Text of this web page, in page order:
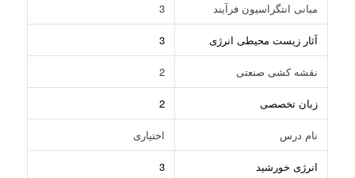
مبانی انتگراسیون فرآیند 3
آثار زیست محیطی انرژی 3
نقشه کشی صنعتی 2
زبان تخصصی 2
نام درس اختیاری
انرژی خورشید 3